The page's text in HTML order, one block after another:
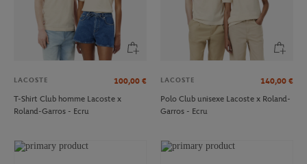
LACOSTE 100,00 €
T-Shirt Club homme Lacoste x
Roland-Garros - Ecru
LACOSTE 140,00 €
Polo Club unisexe Lacoste x Roland-
Garros - Ecru